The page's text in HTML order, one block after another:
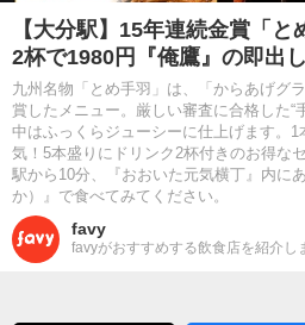
【大分駅】15年連続金賞「
2杯で1980円『俺鷹』の即出
九州名物「とめ手羽」は、「からあげグ
賞したメニュー。厳しい審査に合格した“
中はふっくらジューシーに仕上げます。1
気！5本盛りにドリンク2杯付きのお得な
駅から10分、『おおいた元気横丁』内に
か）』で食べてみてください。
favy
favyがおすすめする飲食店を紹介し